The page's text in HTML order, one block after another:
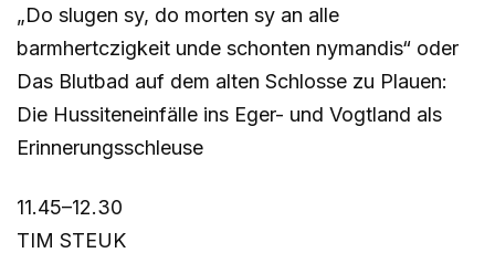
„Do slugen sy, do morten sy an alle
barmhertczigkeit unde schonten nymandis“ oder
Das Blutbad auf dem alten Schlosse zu Plauen:
Die Hussiteneinfälle ins Eger- und Vogtland als
Erinnerungsschleuse
11.45–12.30
TIM STEUK